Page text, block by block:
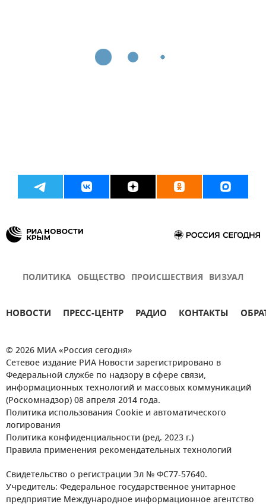
ПОЛИТИКА ОБЩЕСТВО ПРОИСШЕСТВИЯ ВИЗУАЛ
НОВОСТИ ПРЕСС-ЦЕНТР РАДИО КОНТАКТЫ
© 2026 МИА «Россия сегодня»
Сетевое издание РИА Новости зарегистрировано в
Федеральной службе по надзору в сфере связи,
информационных технологий и массовых коммуникаций
(Роскомнадзор) 08 апреля 2014 года.
Политика использования Cookie и автоматического
логирования
Политика конфиденциальности (ред. 2023 г.)
Правила применения рекомендательных технологий
Свидетельство о регистрации Эл № ФС77-57640.
Учредитель: Федеральное государственное унитарное
предприятие Международное информационное агентство